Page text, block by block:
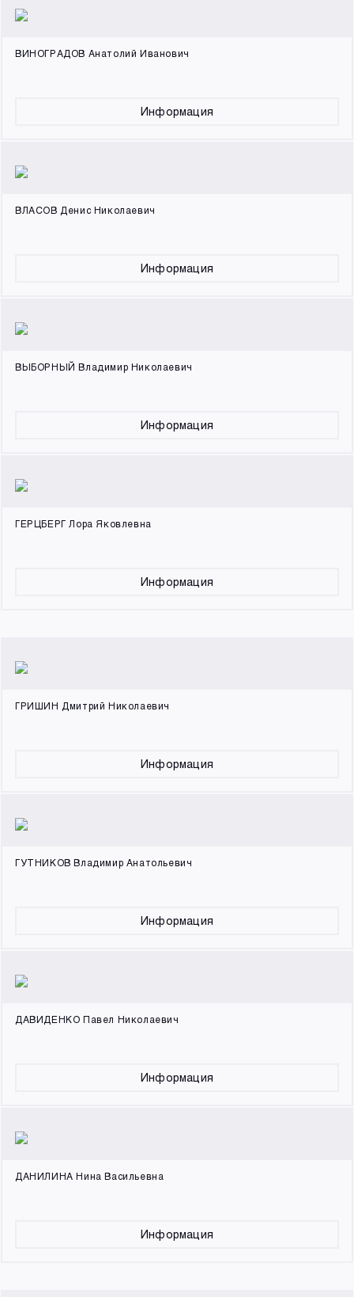
ВИНОГРАДОВ Анатолий Иванович
Информация
ВЛАСОВ Денис Николаевич
Информация
ВЫБОРНЫЙ Владимир Николаевич
Информация
ГЕРЦБЕРГ Лора Яковлевна
Информация
ГРИШИН Дмитрий Николаевич
Информация
ГУТНИКОВ Владимир Анатольевич
Информация
ДАВИДЕНКО Павел Николаевич
Информация
ДАНИЛИНА Нина Васильевна
Информация